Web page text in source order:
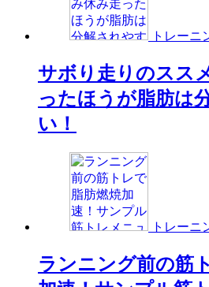
トレーニ
サボり走りのスス
ったほうが脂肪は
い！
トレーニ
ランニング前の筋